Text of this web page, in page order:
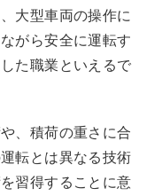
大型車両の操作に
がら安全に運転す
た職業といえるで
、積荷の重さに合
転とは異なる技術
習得することに意